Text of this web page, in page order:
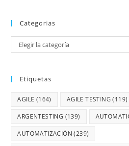
Categorias
Elegir la categoría
Etiquetas
AGILE (164) AGILE TESTING (119)
ARGENTESTING (139)
AUTOMATIZACIÓN (239)